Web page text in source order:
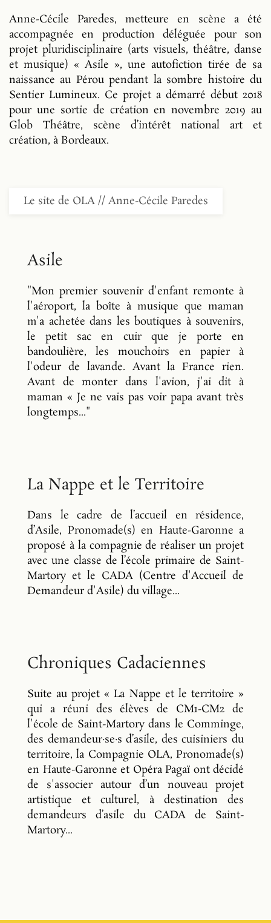
Anne-Cécile Paredes, metteure en scène a été
accompagnée en production déléguée pour son
projet pluridisciplinaire (arts visuels, théâtre, danse
et musique) « Asile », une autofiction tirée de sa
naissance au Pérou pendant la sombre histoire du
Sentier Lumineux. Ce projet a démarré début 2018
pour une sortie de création en novembre 2019 au
Glob Théâtre, scène d’intérêt national art et
création, à Bordeaux.
Le site de OLA // Anne-Cécile Paredes
Asile
"Mon premier souvenir d'enfant remonte à
l'aéroport, la boîte à musique que maman
m'a achetée dans les boutiques à souvenirs,
le petit sac en cuir que je porte en
bandoulière, les mouchoirs en papier à
l'odeur de lavande. Avant la France rien.
Avant de monter dans l'avion, j'ai dit à
maman « Je ne vais pas voir papa avant très
longtemps..."
La Nappe et le Territoire
Dans le cadre de l’accueil en résidence,
d’Asile, Pronomade(s) en Haute-Garonne a
proposé à la compagnie de réaliser un projet
avec une classe de l’école primaire de Saint-
Martory et le CADA (Centre d'Accueil de
Demandeur d'Asile) du village...
Chroniques Cadaciennes
Suite au projet « La Nappe et le territoire »
qui a réuni des élèves de CM1-CM2 de
l'école de Saint-Martory dans le Comminge,
des demandeur·se·s d’asile, des cuisiniers du
territoire, la Compagnie OLA, Pronomade(s)
en Haute-Garonne et Opéra Pagaï ont décidé
de s'associer autour d’un nouveau projet
artistique et culturel, à destination des
demandeurs d’asile du CADA de Saint-
Martory...